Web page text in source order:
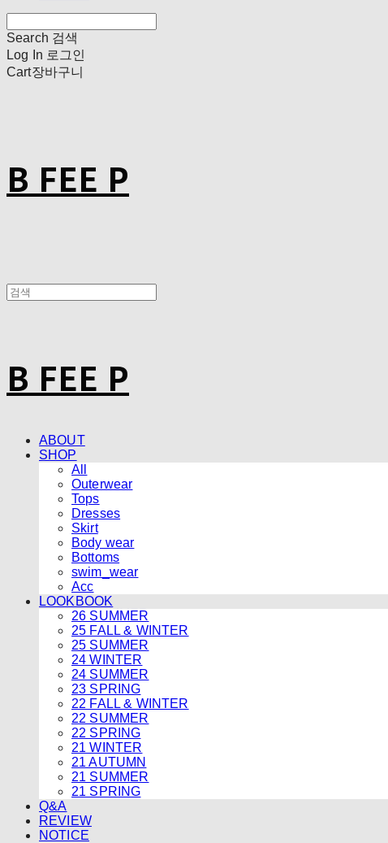
Search 검색
Log In 로그인
Cart장바구니
B FEE P
B FEE P
ABOUT
SHOP
All
Outerwear
Tops
Dresses
Skirt
Body wear
Bottoms
swim_wear
Acc
LOOKBOOK
26 SUMMER
25 FALL & WINTER
25 SUMMER
24 WINTER
24 SUMMER
23 SPRING
22 FALL & WINTER
22 SUMMER
22 SPRING
21 WINTER
21 AUTUMN
21 SUMMER
21 SPRING
Q&A
REVIEW
NOTICE